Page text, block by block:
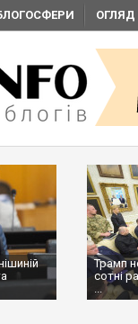
Трамп
сотні
...